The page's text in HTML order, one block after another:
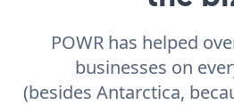
POWR has helped
businesses on
(besides Antarctica,